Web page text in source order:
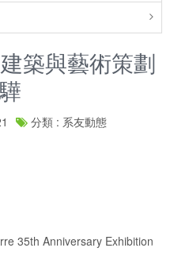
築與藝術策劃
分類 : 系友動態
35th Anniversary Exhibition